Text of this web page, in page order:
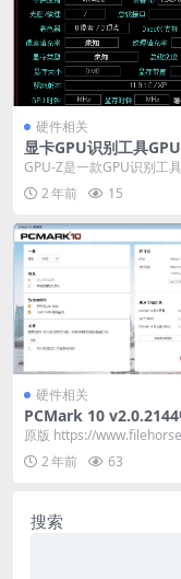
硬件相关
显卡GPU识别工具
版V2.2-硬件检测工具
GPU-Z是一款GPU识别工
就是用于显卡识别的”GPU-
U...2 年前 15
硬件相关
PCMark 10 v2.0.2144
级进阶安装版(整机硬
测工具)
原版 https://
ownload-pc...
2 年前 63
搜索